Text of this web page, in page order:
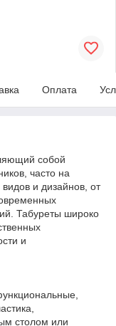
Оплата
собой
часто на
и дизайнов, от
Табуреты широко
и
столом или